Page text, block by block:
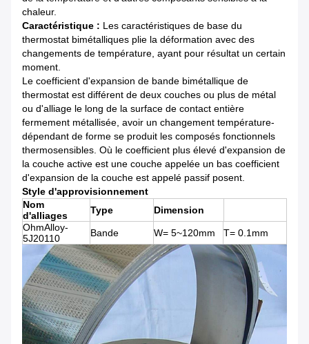
chaleur.
Caractéristique : Les caractéristiques de base du
thermostat bimétalliques plie la déformation avec des
changements de température, ayant pour résultat un certain
moment.
Le coefficient d'expansion de bande bimétallique de
thermostat est différent de deux couches ou plus de métal
ou d'alliage le long de la surface de contact entière
fermement métallisée, avoir un changement température-
dépendant de forme se produit les composés fonctionnels
thermosensibles. Où le coefficient plus élevé d'expansion de
la couche active est une couche appelée un bas coefficient
d'expansion de la couche est appelé passif posent.
Style d'approvisionnement
Nom
d'alliages
Type
Dimension
OhmAlloy-
5J20110
Bande W= 5~120mm T= 0.1mm